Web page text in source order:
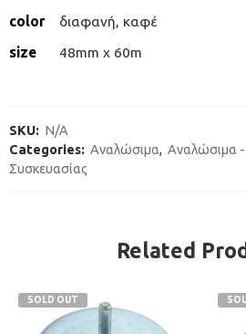
color
διαφανή, καφέ
size
48mm x 60m
SKU: N/A
Categories: Αναλώσιμα, Αναλώσιμα -
Συσκευασίας
Related
SOLD OUT